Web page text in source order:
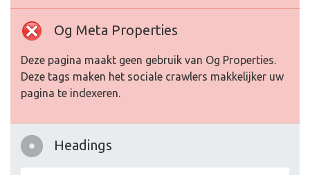
Og Meta Properties
Deze pagina maakt geen gebruik van Og Properties.
Deze tags maken het sociale crawlers makkelijker uw
pagina te indexeren.
Headings